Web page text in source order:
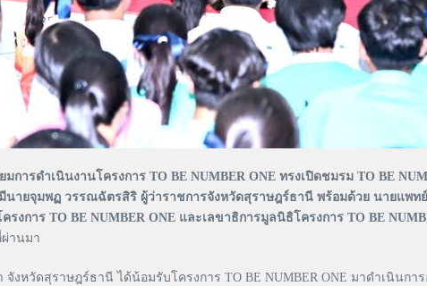
ดำเนินงานโครงการ TO BE NUMBER ONE ทรงเปิดชมรม TO BE
นายจุมพฏ วรรณฉัตรสิริ ผู้ว่าราชการจังหวัดสุราษฎร์ธานี พร้อมด้วย นายแพ
การ TO BE NUMBER ONE และเลขาธิการมูลนิธิโครงการ TO BE
ผ่านมา
จังหวัดสุราษฎร์ธานี ได้น้อมรับโครงการ TO BE NUMBER ONE มาดำเนินก